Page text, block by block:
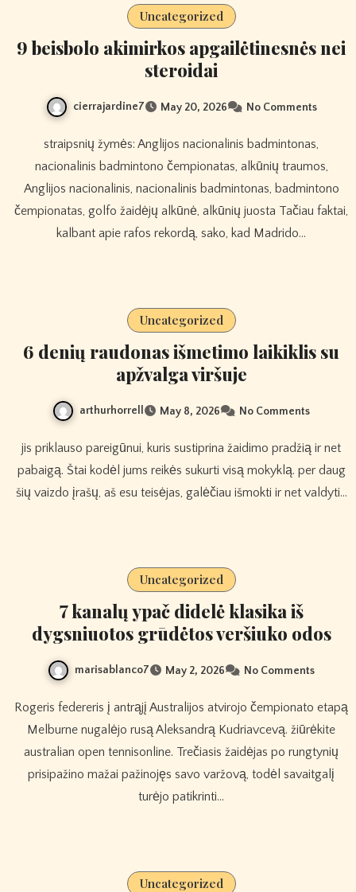
Uncategorized
9 beisbolo akimirkos apgailėtinesnės nei
steroidai
cierrajardine7 May 20, 2026 No Comments
straipsnių žymės: Anglijos nacionalinis badmintonas,
nacionalinis badmintono čempionatas, alkūnių traumos,
Anglijos nacionalinis, nacionalinis badmintonas, badmintono
čempionatas, golfo žaidėjų alkūnė, alkūnių juosta Tačiau faktai,
kalbant apie rafos rekordą, sako, kad Madrido…
Uncategorized
6 denių raudonas išmetimo laikiklis su
apžvalga viršuje
arthurhorrell May 8, 2026 No Comments
jis priklauso pareigūnui, kuris sustiprina žaidimo pradžią ir net
pabaigą. Štai kodėl jums reikės sukurti visą mokyklą. per daug
šių vaizdo įrašų, aš esu teisėjas, galėčiau išmokti ir net valdyti…
Uncategorized
7 kanalų ypač didelė klasika iš
dygsniuotos grūdėtos veršiuko odos
marisablanco7 May 2, 2026 No Comments
Rogeris federeris į antrąjį Australijos atvirojo čempionato etapą
Melburne nugalėjo rusą Aleksandrą Kudriavcevą. žiūrėkite
australian open tennisonline. Trečiasis žaidėjas po rungtynių
prisipažino mažai pažinojęs savo varžovą, todėl savaitgalį
turėjo patikrinti…
Uncategorized